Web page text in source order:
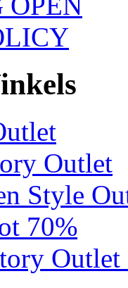
Outlet
Style
70%
Outlet